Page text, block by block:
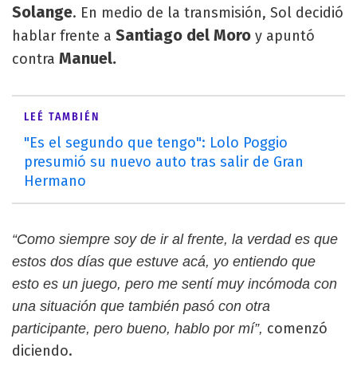
Solange. En medio de la transmisión, Sol decidió
hablar frente a Santiago del Moro y apuntó
contra Manuel.
LEÉ TAMBIÉN
"Es el segundo que tengo": Lolo Poggio
presumió su nuevo auto tras salir de Gran
Hermano
“Como siempre soy de ir al frente, la verdad es que
estos dos días que estuve acá, yo entiendo que
esto es un juego, pero me sentí muy incómoda con
una situación que también pasó con otra
participante, pero bueno, hablo por mí”, comenzó
diciendo.